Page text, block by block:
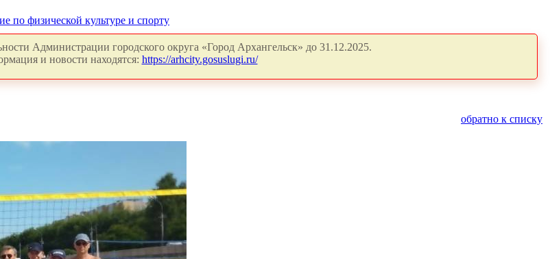
по физической культуре и спорту
Администрации городского округа «Город Архангельск» до 31.12.2025.
и новости находятся: https://arhcity.gosuslugi.ru/
обратно к списку